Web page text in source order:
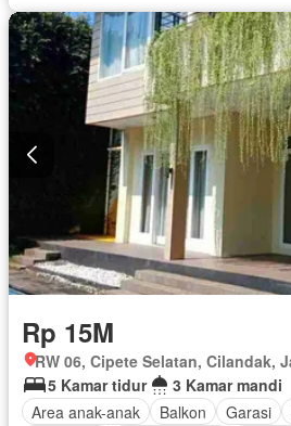
Rp 15M
5 Kamar tidur
3 Kamar mandi
Area anak-anak
Balkon Garasi